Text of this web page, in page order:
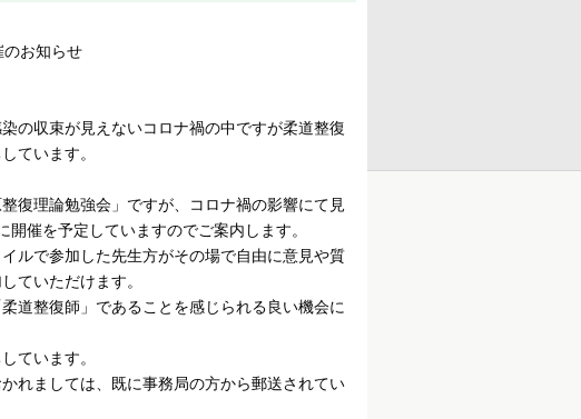
お知らせ
の収束が見えないコロナ禍の中ですが柔道整復
ています。
復理論勉強会」ですが、コロナ禍の影響にて見
催を予定していますのでご案内します。
ルで参加した先生方がその場で自由に意見や質
ていただけます。
道整復師」であることを感じられる良い機会に
ています。
れましては、既に事務局の方から郵送されてい